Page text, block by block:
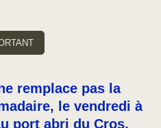
remplace pas la
le vendredi à
port abri du Cros,